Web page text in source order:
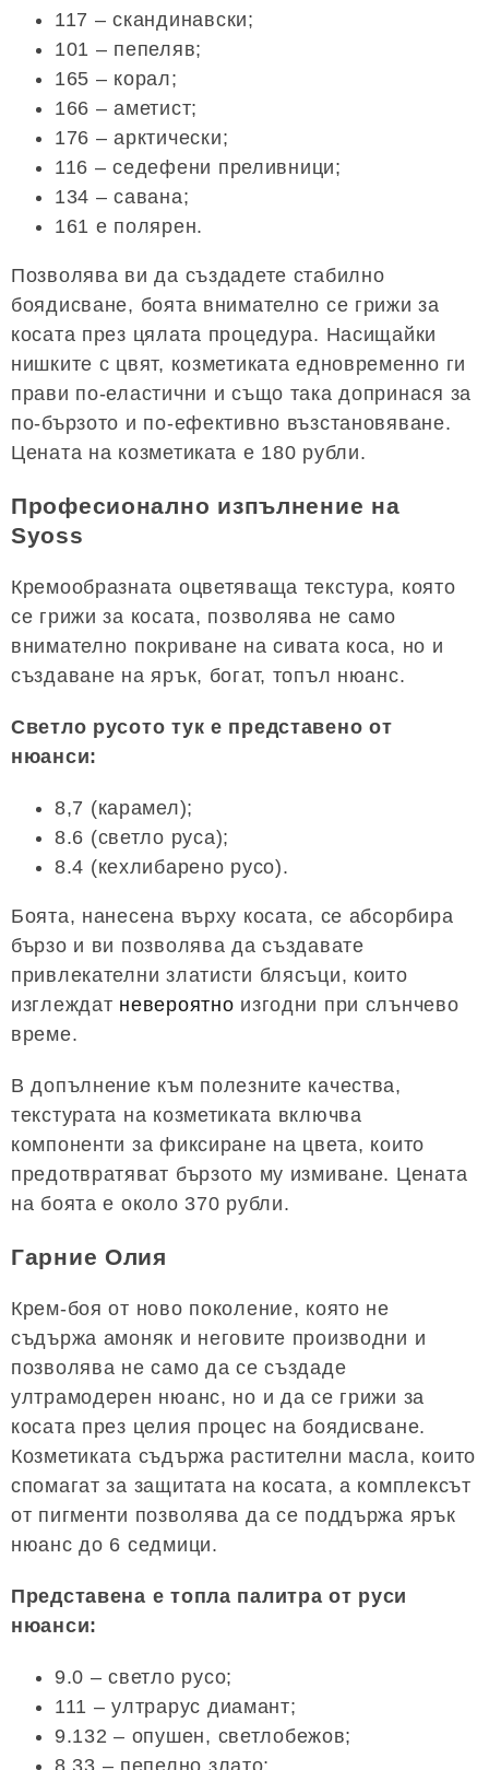
117 – скандинавски;
101 – пепеляв;
165 – корал;
166 – аметист;
176 – арктически;
116 – седефени преливници;
134 – савана;
161 е полярен.
Позволява ви да създадете стабилно
боядисване, боята внимателно се грижи за
косата през цялата процедура. Насищайки
нишките с цвят, козметиката едновременно ги
прави по-еластични и също така допринася за
по-бързото и по-ефективно възстановяване.
Цената на козметиката е 180 рубли.
Професионално изпълнение на
Syoss
Кремообразната оцветяваща текстура, която
се грижи за косата, позволява не само
внимателно покриване на сивата коса, но и
създаване на ярък, богат, топъл нюанс.
Светло русото тук е представено от
нюанси:
8,7 (карамел);
8.6 (светло руса);
8.4 (кехлибарено русо).
Боята, нанесена върху косата, се абсорбира
бързо и ви позволява да създавате
привлекателни златисти блясъци, които
изглеждат невероятно изгодни при слънчево
време.
В допълнение към полезните качества,
текстурата на козметиката включва
компоненти за фиксиране на цвета, които
предотвратяват бързото му измиване. Цената
на боята е около 370 рубли.
Гарние Олия
Крем-боя от ново поколение, която не
съдържа амоняк и неговите производни и
позволява не само да се създаде
ултрамодерен нюанс, но и да се грижи за
косата през целия процес на боядисване.
Козметиката съдържа растителни масла, които
спомагат за защитата на косата, а комплексът
от пигменти позволява да се поддържа ярък
нюанс до 6 седмици.
Представена е топла палитра от руси
нюанси:
9.0 – светло русо;
111 – ултрарус диамант;
9.132 – опушен, светлобежов;